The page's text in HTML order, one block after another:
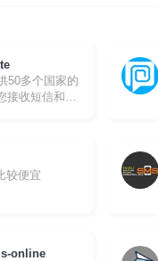
50多个国家的
接收短信和来
较便宜
online